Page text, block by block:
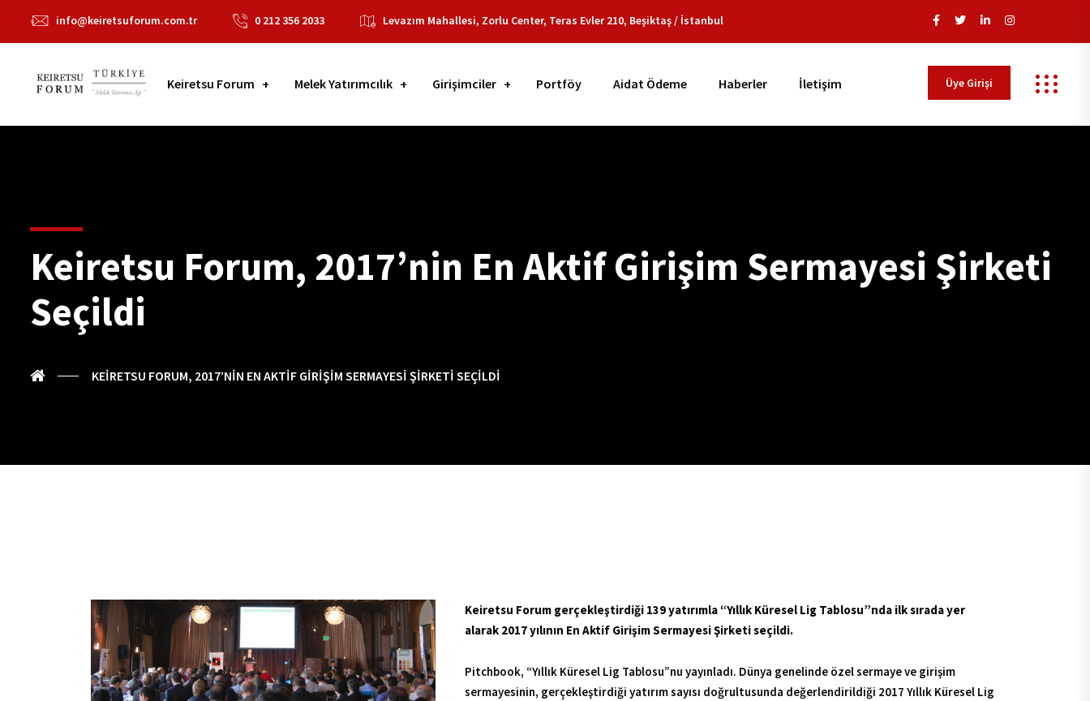
info@keiretsuforum.com.tr 0 212 356 2033 Levazım Mahallesi, Zorlu Center, Teras Evler 210, Beşiktaş / İstanbul
Keiretsu Forum Melek Yatırımcılık Girişimciler Portföy Aidat Ödeme Haberler İletişim Üye Girişi
Keiretsu Forum, 2017’nin En Aktif Girişim Sermayesi Şirketi
Seçildi
KEIRETSU FORUM, 2017’NIN EN AKTIF GIRIŞIM SERMAYESI ŞIRKETI SEÇILDI
Keiretsu Forum gerçekleştirdiği 139 yatırımla “Yıllık Küresel Lig Tablosu”nda ilk sırada yer
alarak 2017 yılının En Aktif Girişim Sermayesi Şirketi seçildi.
Pitchbook, “Yıllık Küresel Lig Tablosu”nu yayınladı. Dünya genelinde özel sermaye ve girişim
sermayesinin, gerçekleştirdiği yatırım sayısı doğrultusunda değerlendirildiği 2017 Yıllık Küresel Lig